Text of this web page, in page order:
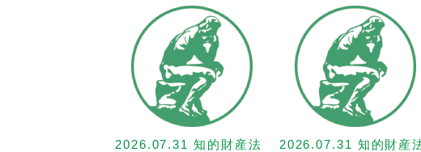
2026.07.31 知的財産法
2026.07.31 知的財産